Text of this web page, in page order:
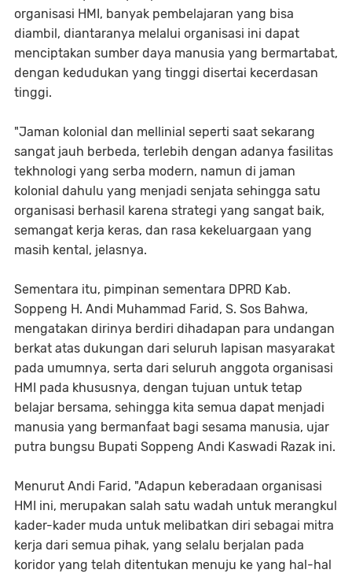
organisasi HMI, banyak pembelajaran yang bisa
diambil, diantaranya melalui organisasi ini dapat
menciptakan sumber daya manusia yang bermartabat,
dengan kedudukan yang tinggi disertai kecerdasan
tinggi.
"Jaman kolonial dan mellinial seperti saat sekarang
sangat jauh berbeda, terlebih dengan adanya fasilitas
tekhnologi yang serba modern, namun di jaman
kolonial dahulu yang menjadi senjata sehingga satu
organisasi berhasil karena strategi yang sangat baik,
semangat kerja keras, dan rasa kekeluargaan yang
masih kental, jelasnya.
Sementara itu, pimpinan sementara DPRD Kab.
Soppeng H. Andi Muhammad Farid, S. Sos Bahwa,
mengatakan dirinya berdiri dihadapan para undangan
berkat atas dukungan dari seluruh lapisan masyarakat
pada umumnya, serta dari seluruh anggota organisasi
HMI pada khususnya, dengan tujuan untuk tetap
belajar bersama, sehingga kita semua dapat menjadi
manusia yang bermanfaat bagi sesama manusia, ujar
putra bungsu Bupati Soppeng Andi Kaswadi Razak ini.
Menurut Andi Farid, "Adapun keberadaan organisasi
HMI ini, merupakan salah satu wadah untuk merangkul
kader-kader muda untuk melibatkan diri sebagai mitra
kerja dari semua pihak, yang selalu berjalan pada
koridor yang telah ditentukan menuju ke yang hal-hal